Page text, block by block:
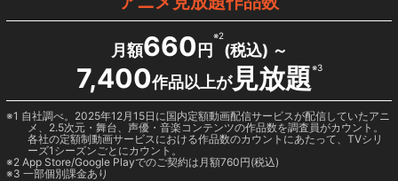
月額660 円
※2
(税込) ～
7,400作品以上が見放題※3
1 自社調べ。2025年12月15日に国内定額動画配信サービスが配信していたアニ
メ、2.5次元・舞台、声優・音楽コンテンツの作品数を調査員がカウント。
各社の定額制動画サービスにおける作品数のカウントにあたって、TVシリ
ーズ1シーズンごとにカウント。
2 App Store/Google Playでのご契約は月額760円(税込)
3 一部個別課金あり